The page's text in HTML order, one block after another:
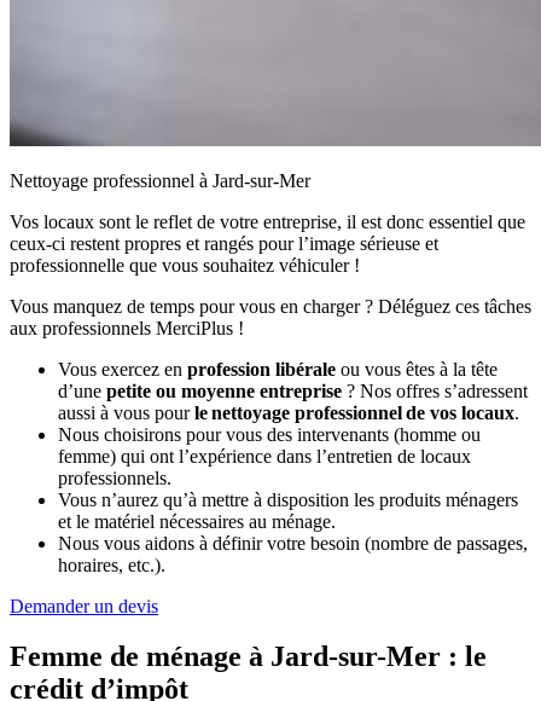
Nettoyage professionnel à Jard-sur-Mer
Vos locaux sont le reflet de votre entreprise, il est donc essentiel que
ceux-ci restent propres et rangés pour l’image sérieuse et
professionnelle que vous souhaitez véhiculer !
Vous manquez de temps pour vous en charger ? Déléguez ces tâches
aux professionnels MerciPlus !
Vous exercez en profession libérale ou vous êtes à la tête
d’une petite ou moyenne entreprise ? Nos offres s’adressent
aussi à vous pourle nettoyage professionnel de vos locaux.
Nous choisirons pour vous des intervenants (homme ou
femme) qui ont l’expérience dans l’entretien de locaux
professionnels.
Vous n’aurez qu’à mettre à disposition les produits ménagers
et le matériel nécessaires au ménage.
Nous vous aidons à définir votre besoin (nombre de passages,
horaires, etc.).
Demander un devis
Femme de ménage à Jard-sur-Mer : le
crédit d’impôt